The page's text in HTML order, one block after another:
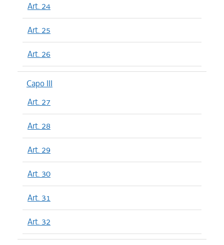
Art. 24
Art. 25
Art. 26
Capo III
Art. 27
Art. 28
Art. 29
Art. 30
Art. 31
Art. 32